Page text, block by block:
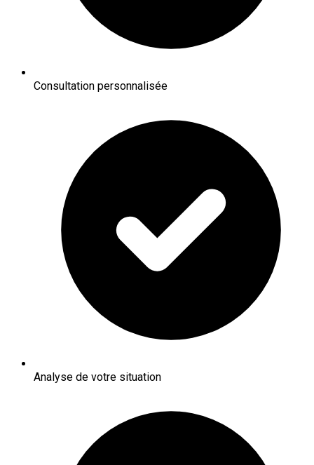
Consultation personnalisée
Analyse de votre situation